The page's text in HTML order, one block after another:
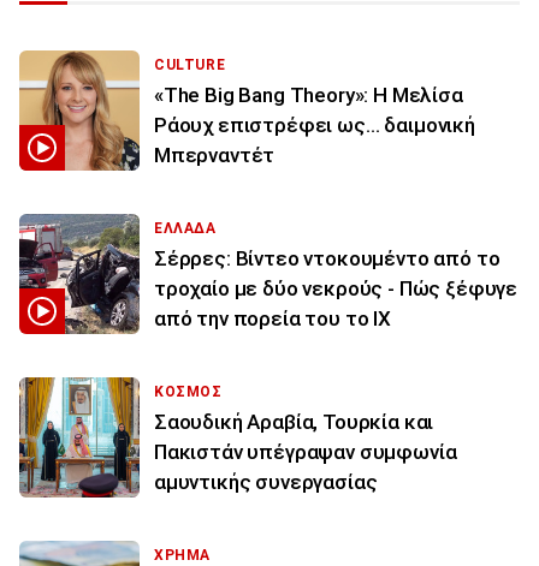
CULTURE
«The Big Bang Theory»: Η Μελίσα
Ράουχ επιστρέφει ως… δαιμονική
Μπερναντέτ
ΕΛΛΑΔΑ
Σέρρες: Βίντεο ντοκουμέντο από το
τροχαίο με δύο νεκρούς - Πώς ξέφυγε
από την πορεία του το ΙΧ
ΚΟΣΜΟΣ
Σαουδική Αραβία, Τουρκία και
Πακιστάν υπέγραψαν συμφωνία
αμυντικής συνεργασίας
ΧΡΗΜΑ